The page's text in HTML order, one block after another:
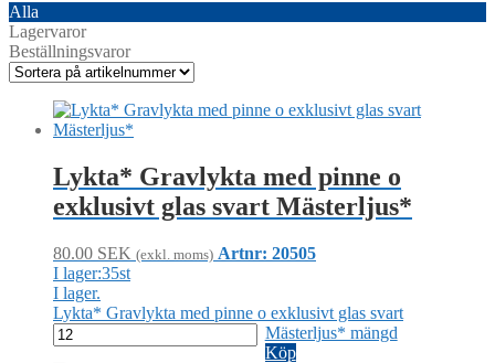
Alla
Lagervaror
Beställningsvaror
Lykta* Gravlykta med pinne o
exklusivt glas svart Mästerljus*
80.00 SEK (exkl. moms) Artnr: 20505
I lager:35st
I lager.
Lykta* Gravlykta med pinne o exklusivt glas svart
Mästerljus* mängd
Köp